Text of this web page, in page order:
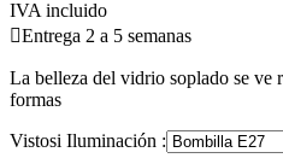
IVA incluido
Entrega 2 a 5 semanas
La belleza del vidrio soplado se ve
formas
Vistosi Iluminación :